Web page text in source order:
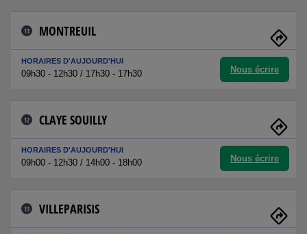
11 MONTREUIL
HORAIRES D'AUJOURD'HUI
09h30 - 12h30 / 17h30 - 17h30 Nous écrire
12 CLAYE SOUILLY
HORAIRES D'AUJOURD'HUI
09h00 - 12h30 / 14h00 - 18h00 Nous écrire
13 VILLEPARISIS